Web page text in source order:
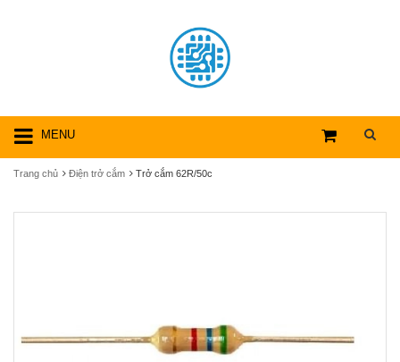
MENU
Trang chủ Điện trở cắm Trở cắm 62R/50c